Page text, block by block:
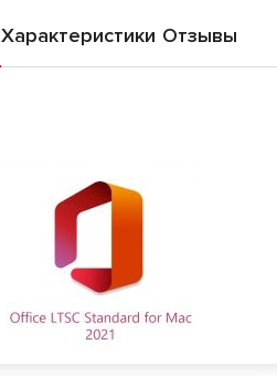
Характеристики Отзывы